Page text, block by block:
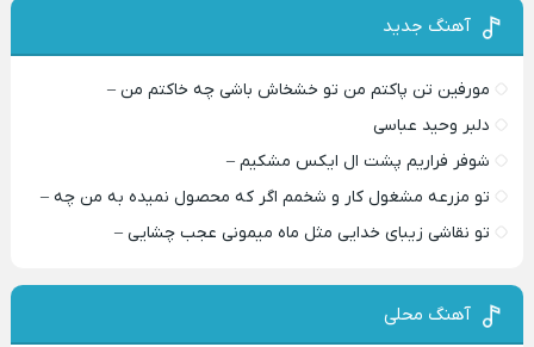
آهنگ جدید
مورفین تن پاکتم من تو خشخاش باشی چه خاکتم من –
دلبر وحید عباسی
شوفر فراریم پشت ال ایکس مشکیم –
تو مزرعه مشغول کار و شخمم اگر که محصول نمیده به من چه –
تو نقاشی زیبای خدایی مثل ماه میمونی عجب چشایی –
آهنگ محلی